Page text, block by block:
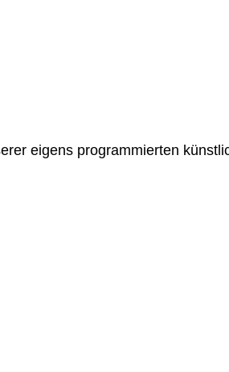
eigens programmierten